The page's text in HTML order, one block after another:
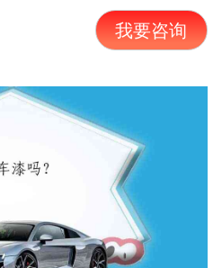
我要咨询